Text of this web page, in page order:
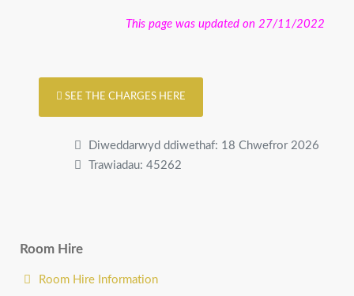
This page was updated on 27/11/2022
SEE THE CHARGES HERE
Diweddarwyd ddiwethaf: 18 Chwefror 2026
Trawiadau: 45262
Room Hire
Room Hire Information